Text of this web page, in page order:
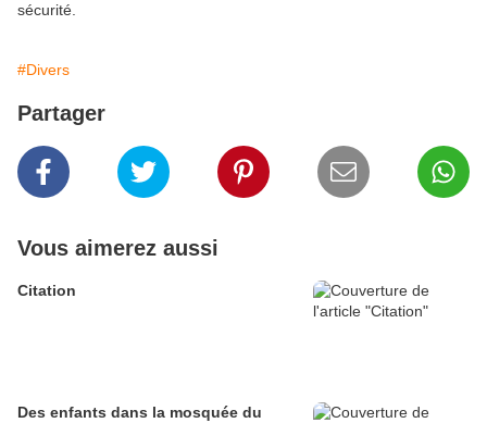
sécurité.
#Divers
Partager
Vous aimerez aussi
Citation
Des enfants dans la mosquée du